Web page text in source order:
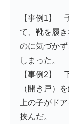
【事例1】
て、靴を履
のに気づか
しまった。
【事例2】
（開き戸）
上の子がド
挟んだ。